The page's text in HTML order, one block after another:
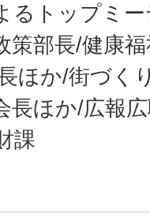
るトップミ
策部長/健康
ほか/街づく
長ほか/広報
課